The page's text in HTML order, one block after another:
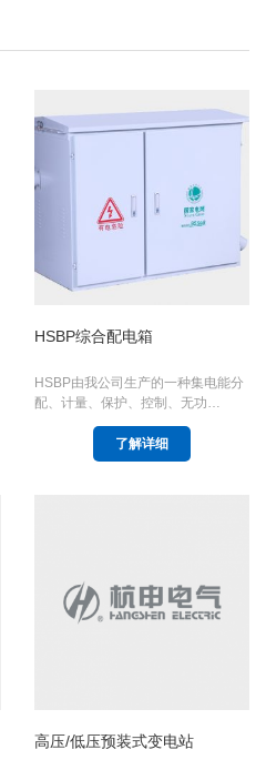
HSBP综合配电箱
HSBP由我公司生产的一种集电能分
配、计量、保护、控制、无功…
了解详细
高压/低压预装式变电站